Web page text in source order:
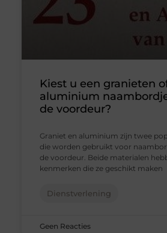
Kiest u een granieten
aluminium
de voordeur?
Graniet en aluminium zijn twee
die worden gebruikt voor
de voordeur. Beide materialen
kenmerken die ze geschikt maken
Dienstverlening
Geen Reacties